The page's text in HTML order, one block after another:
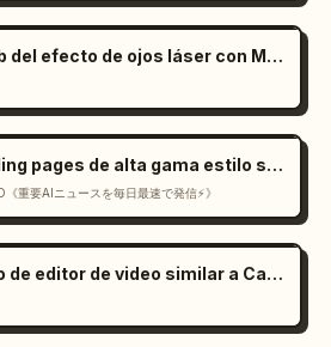
Demostración web del efecto de ojos láser con Mediapipe y Three.js
Generador de landing pages de alta gama estilo suizo en React
重要AIニュースを毎日最速で発信⚡️》
Interfaz de usuario de editor de video similar a CapCut en Gemini